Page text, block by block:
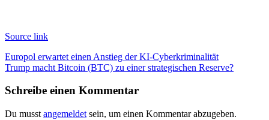
Source link
Beitragsnavigation
Europol erwartet einen Anstieg der KI-Cyberkriminalität
Trump macht Bitcoin (BTC) zu einer strategischen Reserve?
Schreibe einen Kommentar
Du musst angemeldet sein, um einen Kommentar abzugeben.